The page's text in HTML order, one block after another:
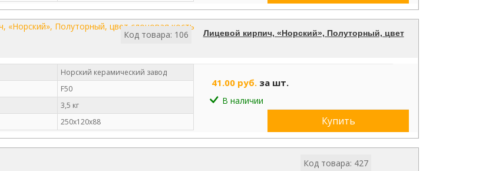
Код товара: 106
Лицевой кирпич, «Норский», Полуторный, цвет
41.00 руб. за шт.
В наличии
Норский керамический завод
F50
3,5 кг
250х120х88 Купить
Код товара: 427